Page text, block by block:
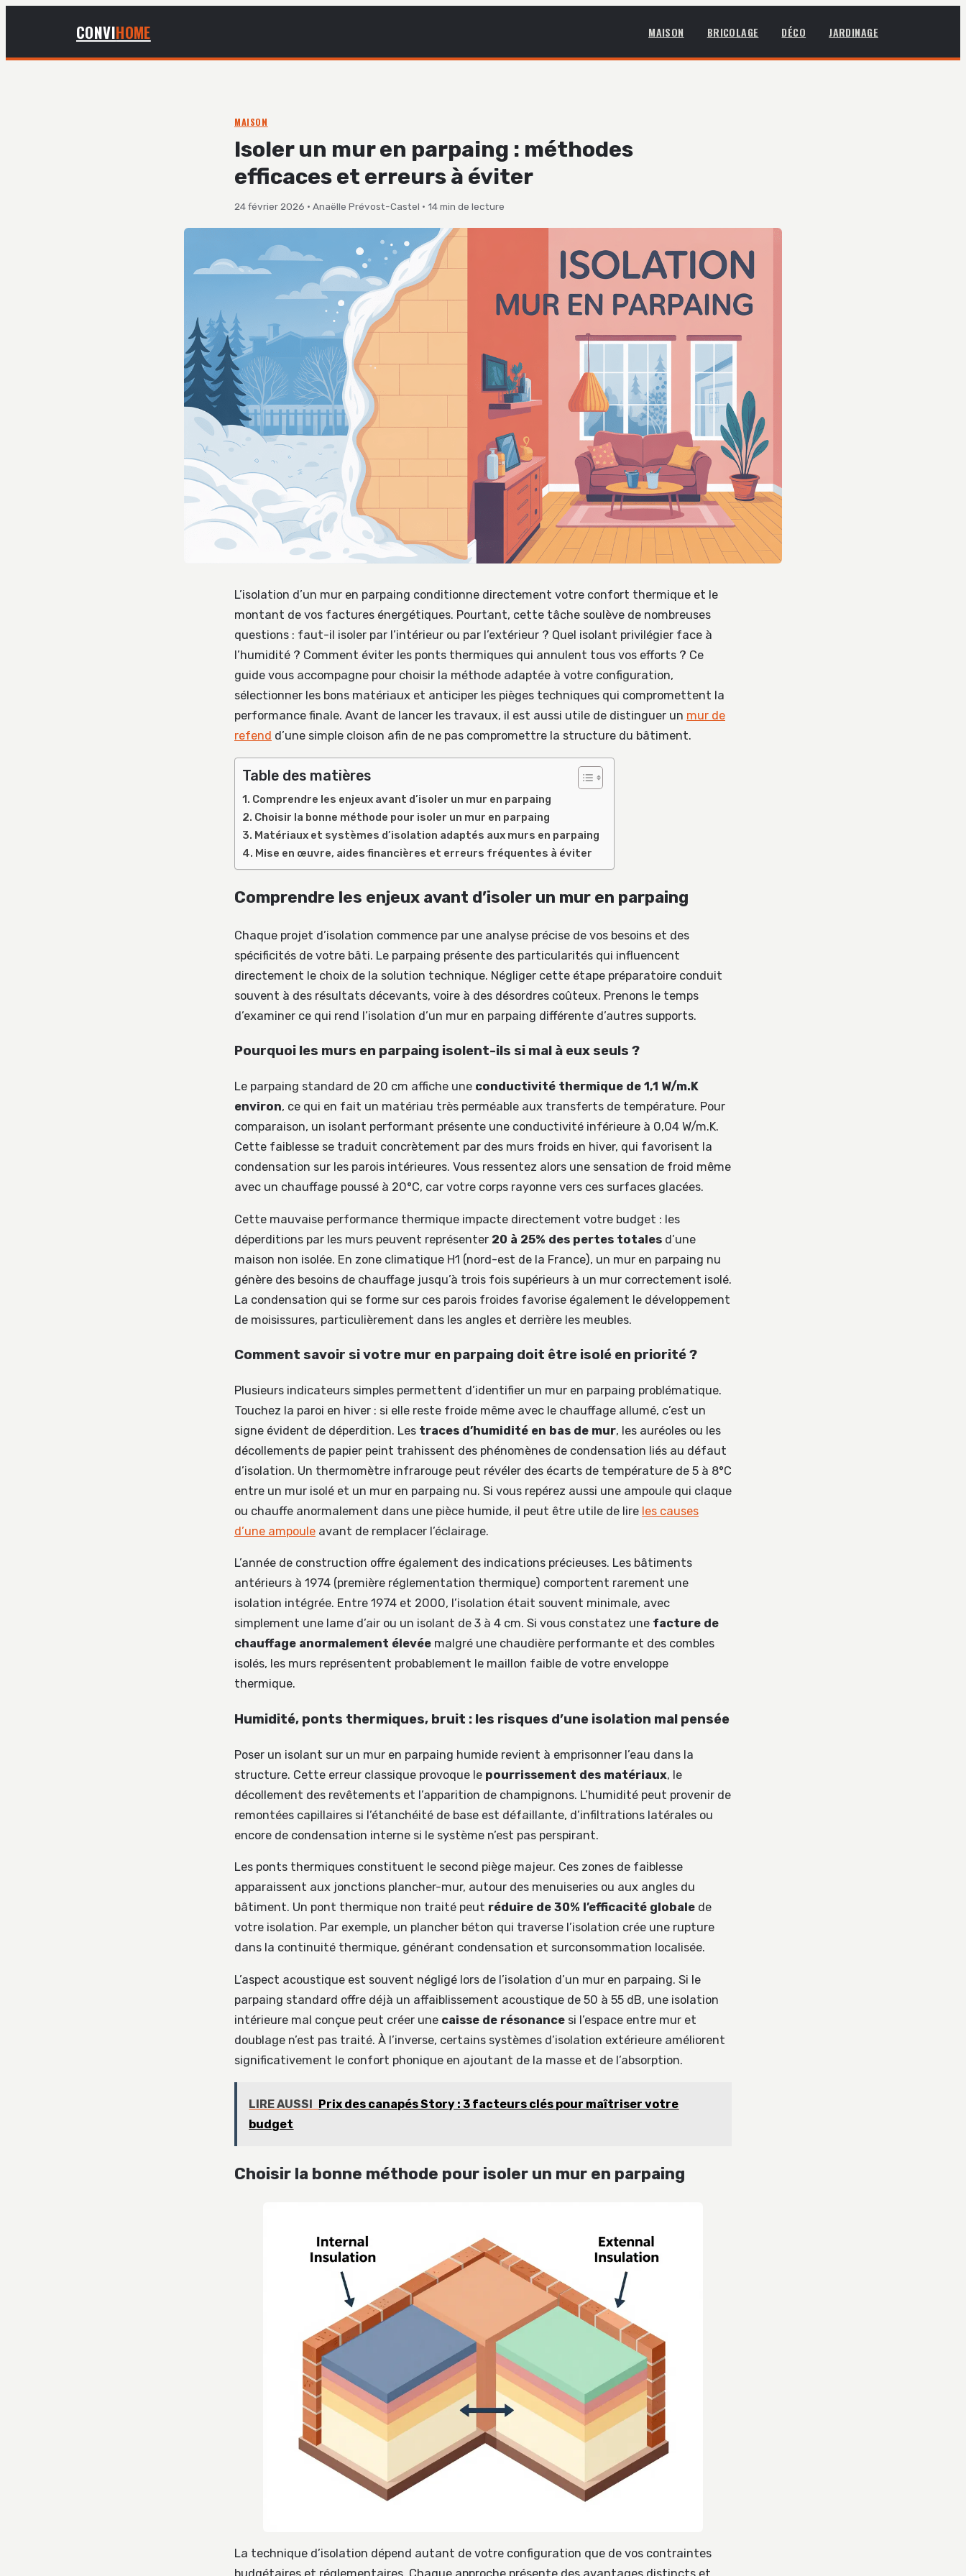
CONVIHOME MAISON BRICOLAGE DÉCO JARDINAGE
MAISON
Isoler un mur en parpaing : méthodes
efficaces et erreurs à éviter
24 février 2026 · Anaëlle Prévost-Castel · 14 min de lecture
L’isolation d’un mur en parpaing conditionne directement votre confort thermique et le
montant de vos factures énergétiques. Pourtant, cette tâche soulève de nombreuses
questions : faut-il isoler par l’intérieur ou par l’extérieur ? Quel isolant privilégier face à
l’humidité ? Comment éviter les ponts thermiques qui annulent tous vos efforts ? Ce
guide vous accompagne pour choisir la méthode adaptée à votre configuration,
sélectionner les bons matériaux et anticiper les pièges techniques qui compromettent la
performance finale. Avant de lancer les travaux, il est aussi utile de distinguer un mur de
refend d’une simple cloison afin de ne pas compromettre la structure du bâtiment.
Table des matières
Comprendre les enjeux avant d’isoler un mur en parpaing
Choisir la bonne méthode pour isoler un mur en parpaing
Matériaux et systèmes d’isolation adaptés aux murs en parpaing
Mise en œuvre, aides financières et erreurs fréquentes à éviter
Comprendre les enjeux avant d’isoler un mur en parpaing
Chaque projet d’isolation commence par une analyse précise de vos besoins et des
spécificités de votre bâti. Le parpaing présente des particularités qui influencent
directement le choix de la solution technique. Négliger cette étape préparatoire conduit
souvent à des résultats décevants, voire à des désordres coûteux. Prenons le temps
d’examiner ce qui rend l’isolation d’un mur en parpaing différente d’autres supports.
Pourquoi les murs en parpaing isolent-ils si mal à eux seuls ?
Le parpaing standard de 20 cm affiche une conductivité thermique de 1,1 W/m.K
environ, ce qui en fait un matériau très perméable aux transferts de température. Pour
comparaison, un isolant performant présente une conductivité inférieure à 0,04 W/m.K.
Cette faiblesse se traduit concrètement par des murs froids en hiver, qui favorisent la
condensation sur les parois intérieures. Vous ressentez alors une sensation de froid même
avec un chauffage poussé à 20°C, car votre corps rayonne vers ces surfaces glacées.
Cette mauvaise performance thermique impacte directement votre budget : les
déperditions par les murs peuvent représenter 20 à 25% des pertes totales d’une
maison non isolée. En zone climatique H1 (nord-est de la France), un mur en parpaing nu
génère des besoins de chauffage jusqu’à trois fois supérieurs à un mur correctement isolé.
La condensation qui se forme sur ces parois froides favorise également le développement
de moisissures, particulièrement dans les angles et derrière les meubles.
Comment savoir si votre mur en parpaing doit être isolé en priorité ?
Plusieurs indicateurs simples permettent d’identifier un mur en parpaing problématique.
Touchez la paroi en hiver : si elle reste froide même avec le chauffage allumé, c’est un
signe évident de déperdition. Les traces d’humidité en bas de mur, les auréoles ou les
décollements de papier peint trahissent des phénomènes de condensation liés au défaut
d’isolation. Un thermomètre infrarouge peut révéler des écarts de température de 5 à 8°C
entre un mur isolé et un mur en parpaing nu. Si vous repérez aussi une ampoule qui claque
ou chauffe anormalement dans une pièce humide, il peut être utile de lire les causes
d’une ampoule avant de remplacer l’éclairage.
L’année de construction offre également des indications précieuses. Les bâtiments
antérieurs à 1974 (première réglementation thermique) comportent rarement une
isolation intégrée. Entre 1974 et 2000, l’isolation était souvent minimale, avec
simplement une lame d’air ou un isolant de 3 à 4 cm. Si vous constatez une facture de
chauffage anormalement élevée malgré une chaudière performante et des combles
isolés, les murs représentent probablement le maillon faible de votre enveloppe
thermique.
Humidité, ponts thermiques, bruit : les risques d’une isolation mal pensée
Poser un isolant sur un mur en parpaing humide revient à emprisonner l’eau dans la
structure. Cette erreur classique provoque le pourrissement des matériaux, le
décollement des revêtements et l’apparition de champignons. L’humidité peut provenir de
remontées capillaires si l’étanchéité de base est défaillante, d’infiltrations latérales ou
encore de condensation interne si le système n’est pas perspirant.
Les ponts thermiques constituent le second piège majeur. Ces zones de faiblesse
apparaissent aux jonctions plancher-mur, autour des menuiseries ou aux angles du
bâtiment. Un pont thermique non traité peut réduire de 30% l’efficacité globale de
votre isolation. Par exemple, un plancher béton qui traverse l’isolation crée une rupture
dans la continuité thermique, générant condensation et surconsommation localisée.
L’aspect acoustique est souvent négligé lors de l’isolation d’un mur en parpaing. Si le
parpaing standard offre déjà un affaiblissement acoustique de 50 à 55 dB, une isolation
intérieure mal conçue peut créer une caisse de résonance si l’espace entre mur et
doublage n’est pas traité. À l’inverse, certains systèmes d’isolation extérieure améliorent
significativement le confort phonique en ajoutant de la masse et de l’absorption.
LIRE AUSSI Prix des canapés Story : 3 facteurs clés pour maîtriser votre
budget
Choisir la bonne méthode pour isoler un mur en parpaing
La technique d’isolation dépend autant de votre configuration que de vos contraintes